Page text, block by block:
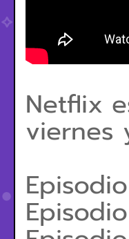
Netflix
viernes